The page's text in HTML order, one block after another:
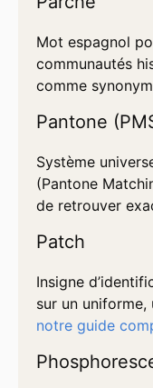
Mot espagnol
communautés
comme
Pantone
Système
(Pantone
de retrouver
Patch
Insigne
sur un uniforme,
notre guide